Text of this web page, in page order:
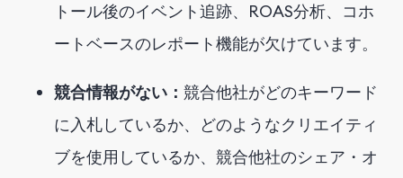
トール後のイベント追跡、ROAS分析、コホ
ートベースのレポート機能が欠けています。
競合情報がない： 競合他社がどのキーワード
に入札しているか、どのようなクリエイティ
ブを使用しているか、競合他社のシェア・オ